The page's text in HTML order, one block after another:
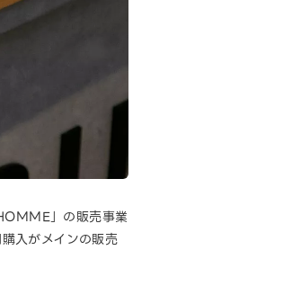
」の販売事業
入がメインの販売